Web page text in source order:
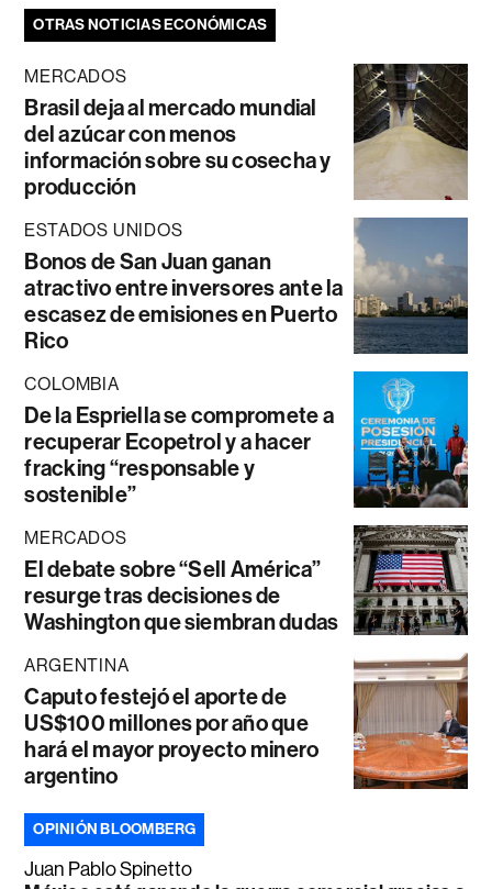
OTRAS NOTICIAS ECONÓMICAS
MERCADOS
Brasil deja al mercado mundial
del azúcar con menos
información sobre su cosecha y
producción
ESTADOS UNIDOS
Bonos de San Juan ganan
atractivo entre inversores ante la
escasez de emisiones en Puerto
Rico
COLOMBIA
De la Espriella se compromete a
recuperar Ecopetrol y a hacer
fracking “responsable y
sostenible”
MERCADOS
El debate sobre “Sell América”
resurge tras decisiones de
Washington que siembran dudas
ARGENTINA
Caputo festejó el aporte de
US$100 millones por año que
hará el mayor proyecto minero
argentino
OPINIÓN BLOOMBERG
Juan Pablo Spinetto